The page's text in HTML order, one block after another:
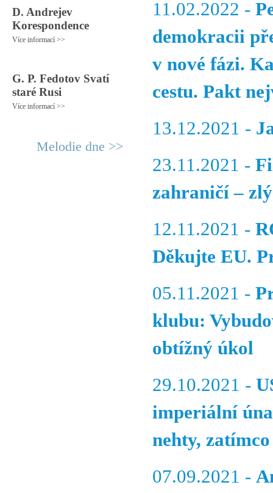
D. Andrejev
Korespondence
Více informací >>
G. P. Fedotov Svatí
staré Rusi
Více informací >>
Melodie dne >>
11.02.2022 -
demokracii
v nové fázi.
cestu. Pakt
13.12.2021 -
23.11.2021 -
zahraničí –
12.11.2021 -
Děkujte EU.
05.11.2021 -
klubu:
obtížný úkol
29.10.2021 -
imperiální
nehty,
07.09.2021 -